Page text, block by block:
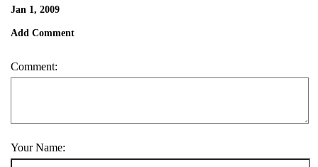
Jan 1, 2009
Add Comment
Comment:
Your Name: